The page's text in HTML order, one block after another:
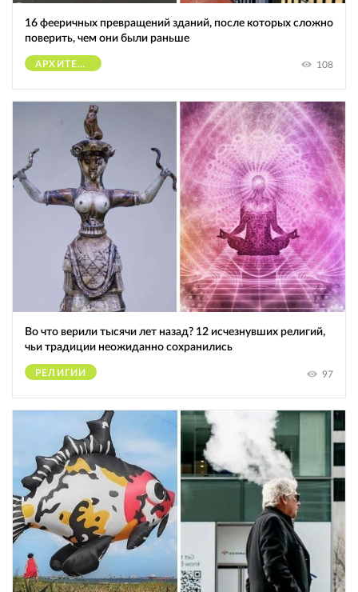
16 фееричных превращений зданий, после которых сложно
поверить, чем они были раньше
АРХИТЕКТУРА 108
Во что верили тысячи лет назад? 12 исчезнувших религий,
чьи традиции неожиданно сохранились
РЕЛИГИИ 97